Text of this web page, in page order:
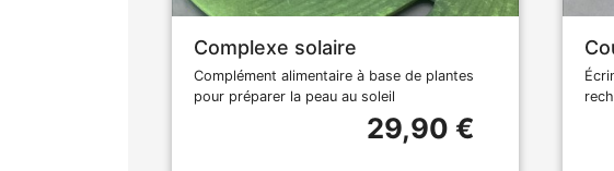
Complexe solaire
Complément alimentaire à base de plantes
pour préparer la peau au soleil
29,90 €